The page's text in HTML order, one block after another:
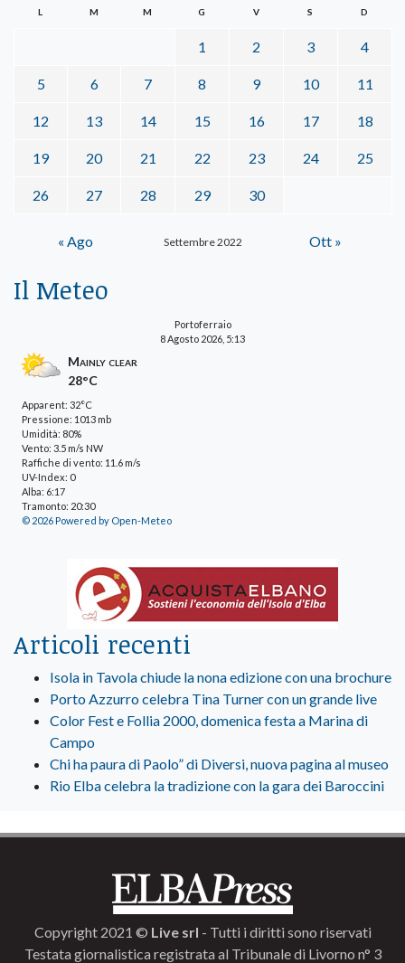
Settembre 2022
L M M G V S D
1 2 3 4
5 6 7 8 9 10 11
12 13 14 15 16 17 18
19 20 21 22 23 24 25
26 27 28 29 30
« Ago Ott »
Il Meteo
Portoferraio
8 Agosto 2026, 5:13
Mainly clear
28°C
Apparent: 32°C
Pressione: 1013 mb
Umidità: 80%
Vento: 3.5 m/s NW
Raffiche di vento: 11.6 m/s
UV-Index: 0
Alba: 6:17
Tramonto: 20:30
© 2026 Powered by Open-Meteo
Articoli recenti
Isola in Tavola chiude la nona edizione con una brochure
Porto Azzurro celebra Tina Turner con un grande live
Color Fest e Follia 2000, domenica festa a Marina di
Campo
Chi ha paura di Paolo” di Diversi, nuova pagina al museo
Rio Elba celebra la tradizione con la gara dei Baroccini
Copyright 2021 © Live srl - Tutti i diritti sono riservati
Testata giornalistica registrata al Tribunale di Livorno n° 3